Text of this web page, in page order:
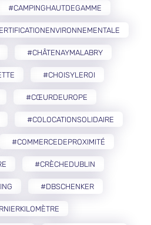
#CAMPINGHAUTDEGAMME
#CHÂTENAYMALABRY
#CHOISYLEROI
#CŒURDEUROPE
#COLOCATIONSOLIDAIRE
#COMMERCEDEPROXIMITÉ
#CRÈCHEDUBLIN
#DBSCHENKER